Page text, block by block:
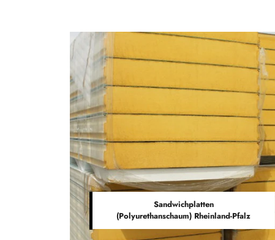
Sandwichplatten
(Polyurethanschaum) Rheinland-Pfalz